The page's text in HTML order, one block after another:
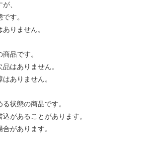
、
す。
りません。
品です。
はありません。
ありません。
状態の商品です。
あることがあります。
があります。